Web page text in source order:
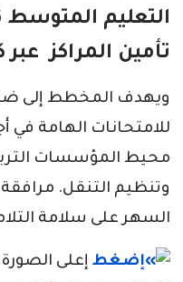
تأمين المراكز
ويهدف المخطط إلى
للامتحانات الهامة في
محيط المؤسسات
وتنظيم التنقل.
السهر على سلامة
إعلى